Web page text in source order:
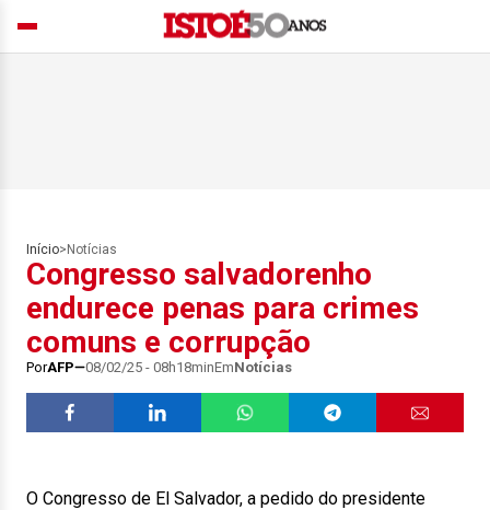
Início> Notícias
Congresso salvadorenho
endurece penas para crimes
comuns e corrupção
PorAFP 08/02/25 - 08h18minEmNotícias
O Congresso de El Salvador, a pedido do presidente